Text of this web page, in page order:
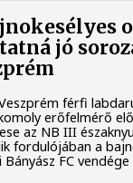
jó
Veszprém férfi
erőfelmérő
az NB III
fordulójában a
FC vendége